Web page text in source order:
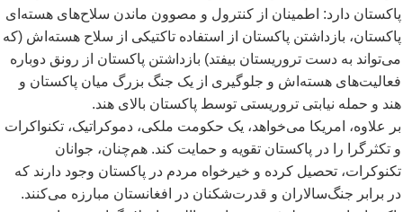
پاکستان دارد: اطمینان از کنترول و مصوون ماندن سلاحهای هسته ای
پاکستان، بازداشتن پاکستان از استفاده تاکتیکی از سلاح هسته اش (که
میتواند به دست تروریستان بیفتد) بازداشتن پاکستان از رونق دوباره
فعالیتهای هسته اش و جلوگیری از یک جنگ بزرگ میان پاکستان و
هند و حمله نیابتی تروریستی توسط پاکستان بالای هند.
بر علاوه، امریکا میخواهد، یک حکومت ملکی، دموکراتیک، تکنواکرات
و تکثرگرا را در پاکستان تقویه و حمایت کند. همچنان، جوانان
تکنوکرات، تحصیل کرده و خیرخواه مردم در پاکستان وجود دارند که
در برابر جنگسالاران و قدرتشکنان در افغانستان مبارزه میکنند.